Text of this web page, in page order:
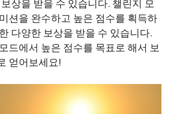
상을 받을 수 있습니다. 챌린지 모
션을 완수하고 높은 점수를 획득하
다양한 보상을 받을 수 있습니다.
드에서 높은 점수를 목표로 해서 보
얻어보세요!